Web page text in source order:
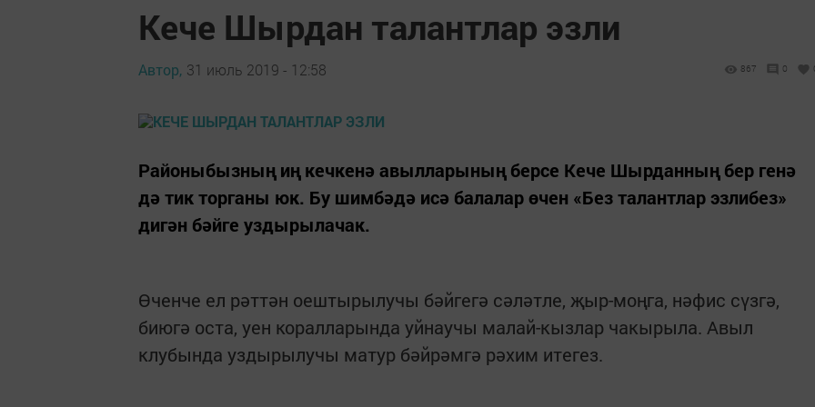
Кече Шырдан талантлар эзли
Автор, 31 июль 2019 - 12:58 867 0
Районыбызның иң кечкенә авылларының берсе Кече Шырданның бер генә
дә тик торганы юк. Бу шимбәдә исә балалар өчен «Без талантлар эзлибез»
дигән бәйге уздырылачак.
Өченче ел рәттән оештырылучы бәйгегә сәләтле, җыр-моңга, нәфис сүзгә,
биюгә оста, уен коралларында уйнаучы малай-кызлар чакырыла. Авыл
клубында уздырылучы матур бәйрәмгә рәхим итегез.